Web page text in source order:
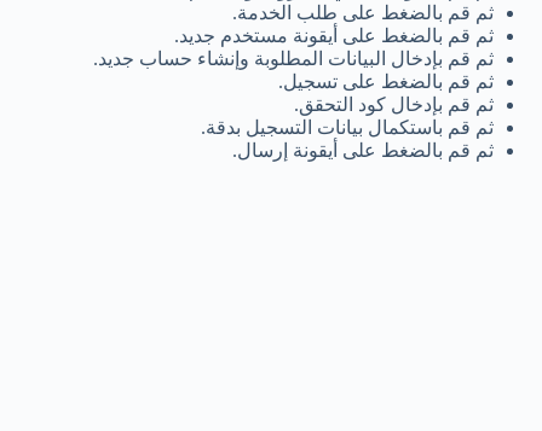
ثم قم بالضغط على طلب الخدمة.
ثم قم بالضغط على أيقونة مستخدم جديد.
ثم قم بإدخال البيانات المطلوبة وإنشاء حساب جديد.
ثم قم بالضغط على تسجيل.
ثم قم بإدخال كود التحقق.
ثم قم باستكمال بيانات التسجيل بدقة.
ثم قم بالضغط على أيقونة إرسال.